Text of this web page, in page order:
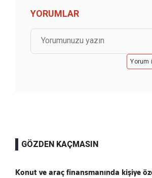
YORUMLAR
Yorum
GÖZDEN KAÇMASIN
Konut ve araç finansmanında kişiye